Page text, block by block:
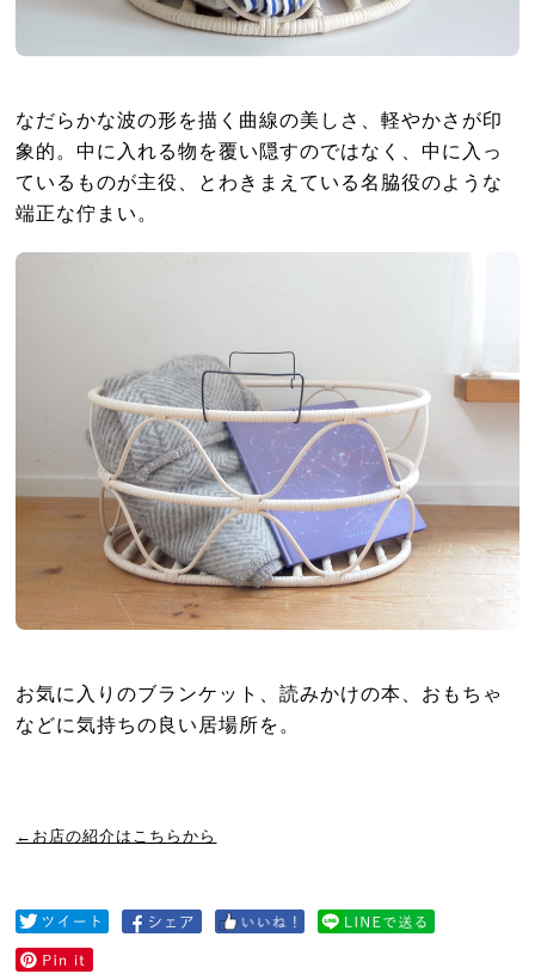
なだらかな波の形を描く曲線の美しさ、軽やかさが印
象的。中に入れる物を覆い隠すのではなく、中に入っ
ているものが主役、とわきまえている名脇役のような
端正な佇まい。
お気に入りのブランケット、読みかけの本、おもちゃ
などに気持ちの良い居場所を。
←お店の紹介はこちらから